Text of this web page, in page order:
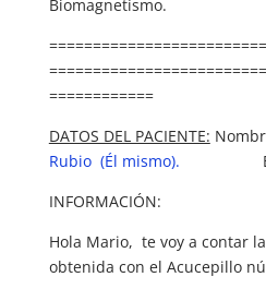
Biomagnetísmo.
============
DATOS DEL PACIENTE:
Rubio (Él mismo).
INFORMACIÓN:
Hola Mario, te voy a contar
obtenida con el Acucepillo